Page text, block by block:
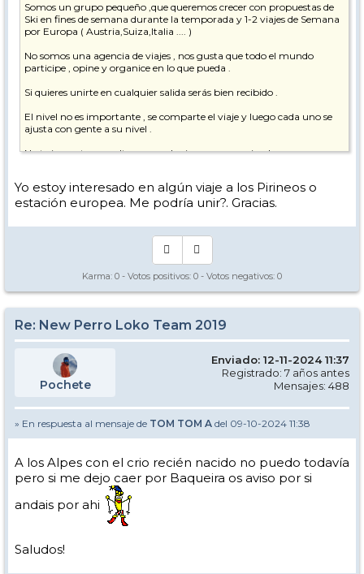
Somos un grupo pequeño ,que queremos crecer con propuestas de
Ski en fines de semana durante la temporada y 1-2 viajes de Semana
por Europa ( Austria,Suiza,Italia .... )
No somos una agencia de viajes , nos gusta que todo el mundo
participe , opine y organice en lo que pueda .
Si quieres unirte en cualquier salida serás bien recibido .
El nivel no es importante , se comparte el viaje y luego cada uno se
ajusta con gente a su nivel .
No te importe consultarme cualquier cosa por privado .
Yo estoy interesado en algún viaje a los Pirineos o
estación europea. Me podría unir?. Gracias.
Karma: 0 - Votos positivos: 0 - Votos negativos: 0
Re: New Perro Loko Team 2019
Pochete
Enviado: 12-11-2024 11:37
Registrado: 7 años antes
Mensajes: 488
» En respuesta al mensaje de TOM TOM A del 09-10-2024 11:38
A los Alpes con el crio recién nacido no puedo todavía
pero si me dejo caer por Baqueira os aviso por si
andais por ahi
Saludos!